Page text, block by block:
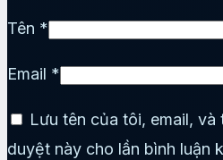
Tên *
Email *
Lưu tên của tôi, email,
duyệt này cho lần bình luận